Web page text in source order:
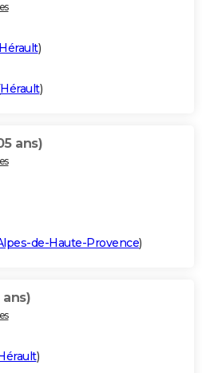
)
Hérault)
ans)
de-Haute-Provence)
)